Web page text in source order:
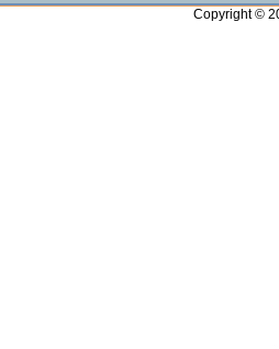
Copyright ©